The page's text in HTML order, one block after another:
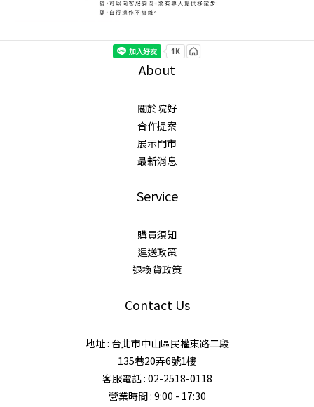
About
關於院好
合作提案
展示門市
最新消息
Service
購買須知
運送政策
退換貨政策
Contact Us
地址 : 台北市中山區民權東路二段
135巷20弄6號1樓
客服電話 : 02-2518-0118
營業時間 : 9:00 - 17:30